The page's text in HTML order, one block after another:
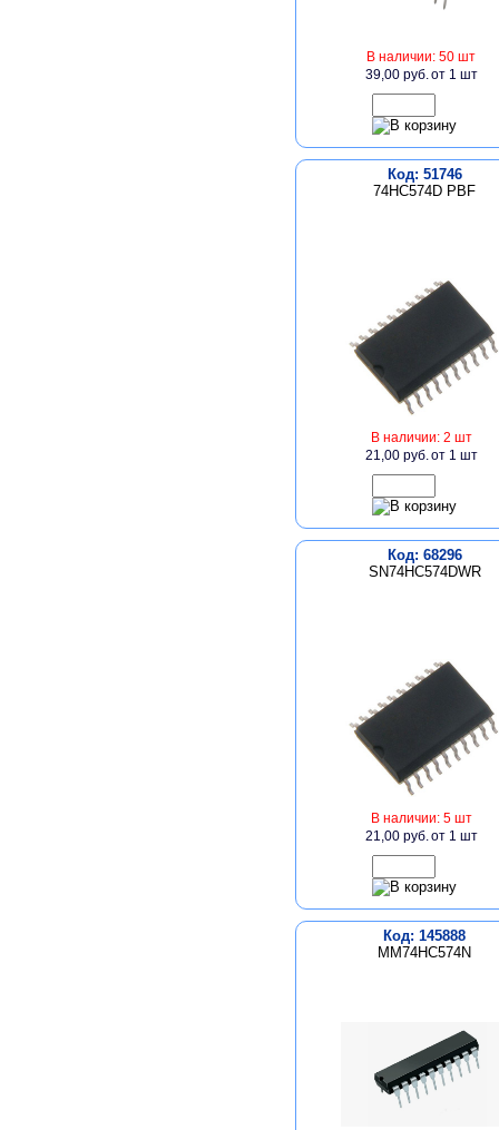
В наличии: 50 шт
39,00 руб.от 1 шт
Код: 51746
74HC574D PBF
В наличии: 2 шт
21,00 руб.от 1 шт
Код: 68296
SN74HC574DWR
В наличии: 5 шт
21,00 руб.от 1 шт
Код: 145888
MM74HC574N